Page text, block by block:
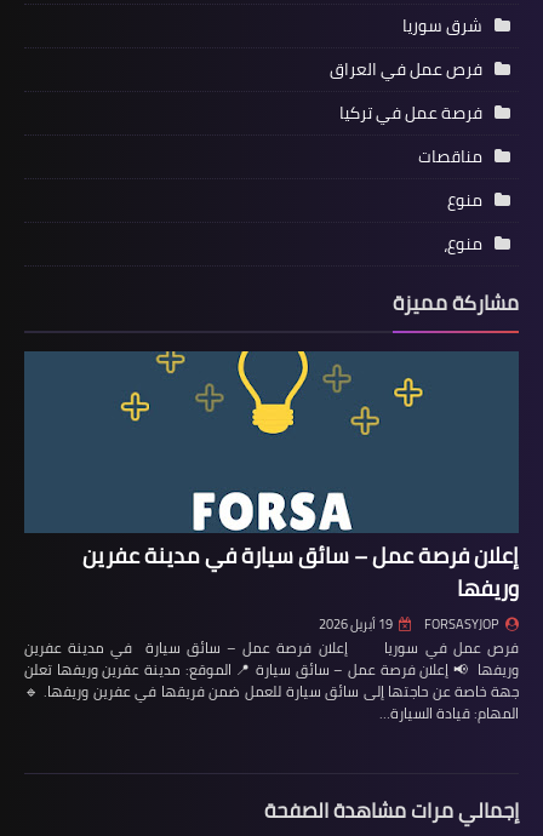
شرق سوريا
فرص عمل في العراق
فرصة عمل في تركيا
مناقصات
منوع
منوع،
مشاركة مميزة
إعلان فرصة عمل – سائق سيارة في مدينة عفرين
وريفها
FORSASYJOP 19 أبريل 2026
فرص عمل في سوريا إعلان فرصة عمل – سائق سيارة في مدينة عفرين
وريفها 📢 إعلان فرصة عمل – سائق سيارة 📍 الموقع: مدينة عفرين وريفها تعلن
جهة خاصة عن حاجتها إلى سائق سيارة للعمل ضمن فريقها في عفرين وريفها. 🔹
المهام: قيادة السيارة…
إجمالي مرات مشاهدة الصفحة